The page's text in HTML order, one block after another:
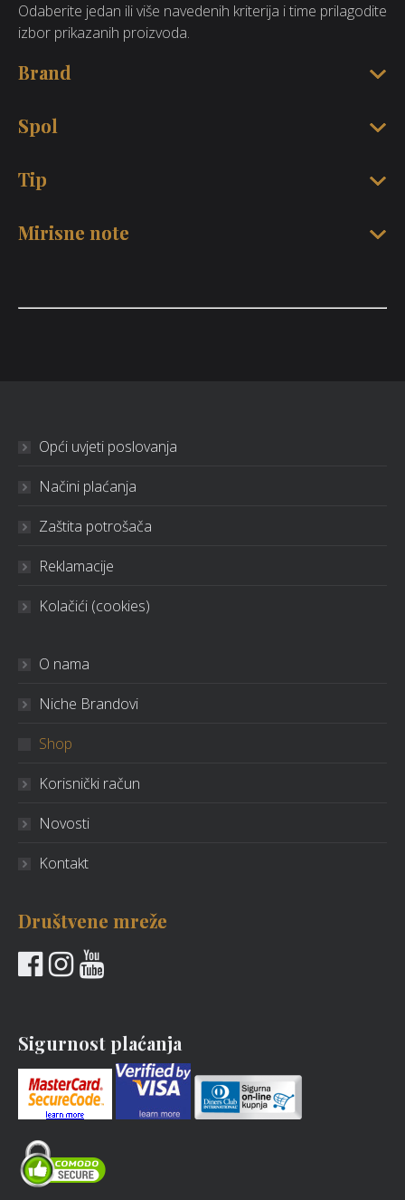
Odaberite jedan ili više navedenih kriterija i time prilagodite
izbor prikazanih proizvoda.
Brand
Spol
Tip
Mirisne note
Opći uvjeti poslovanja
Načini plaćanja
Zaštita potrošača
Reklamacije
Kolačići (cookies)
O nama
Niche Brandovi
Shop
Korisnički račun
Novosti
Kontakt
Društvene mreže
Sigurnost plaćanja